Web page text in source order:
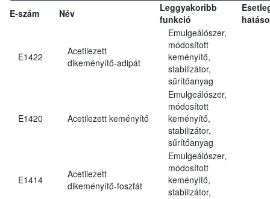
E-szám Név
Leggyakoribb
funkció
E1422
Acetilezett
dikeményítő-adipát
Emulgeálószer,
módosított
keményítő,
stabilizátor,
sűrítőanyag
E1420 Acetilezett keményítő
Emulgeálószer,
módosított
keményítő,
stabilizátor,
sűrítőanyag
E1414
Acetilezett
dikeményítő-foszfát
Emulgeálószer,
módosított
keményítő,
stabilizátor,